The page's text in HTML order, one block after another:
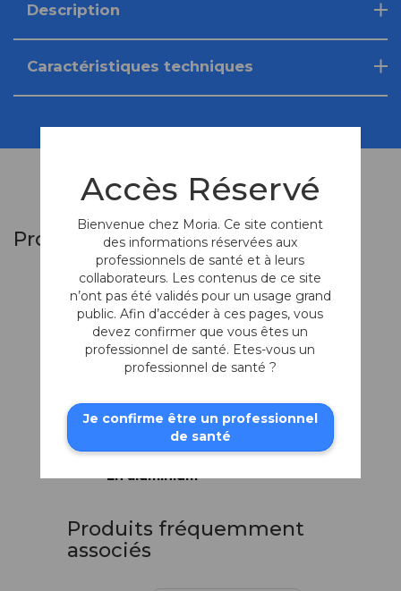
Description
Caractéristiques techniques
Produits similaires
stérilisation
En aluminium
Produits fréquemment
associés
Accès Réservé
Bienvenue chez Moria. Ce site contient
des informations réservées aux
professionnels de santé et à leurs
collaborateurs. Les contenus de ce site
n’ont pas été validés pour un usage grand
public. Afin d’accéder à ces pages, vous
devez confirmer que vous êtes un
professionnel de santé. Etes-vous un
professionnel de santé ?
Je confirme être un professionnel
de santé